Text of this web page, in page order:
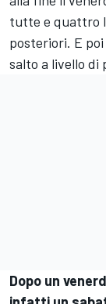
tutte e quattro
posteriori. E
salto a livello di
Dopo un